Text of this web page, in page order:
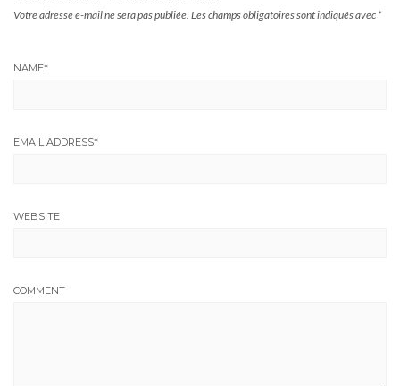
Votre adresse e-mail ne sera pas publiée. Les champs obligatoires sont indiqués avec *
NAME*
EMAIL ADDRESS*
WEBSITE
COMMENT